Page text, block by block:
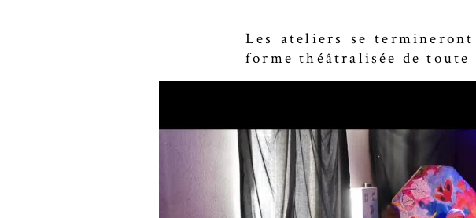
Les ateliers se
forme théâtralisée de toute